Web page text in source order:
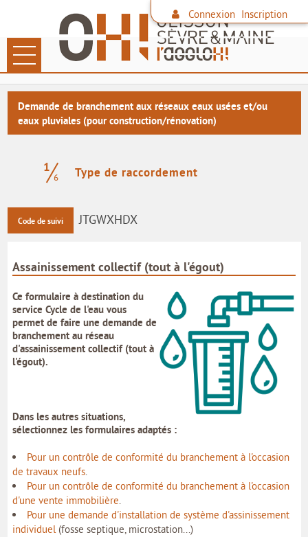
Connexion Inscription
Ouvrir le menu
LES DÉMARCHES
PAIEMENT EN LIGNE
FAMILLE
CONTACTER L'AGGLO
MON COMPTE
MON PROFIL
Demande de branchement aux réseaux eaux usées et/ou
eaux pluviales (pour construction/rénovation)
Code de suivi JTGWXHDX
1
6 Type de raccordement(étape courante)
Assainissement collectif (tout à l'égout)
Ce formulaire à destination du
service Cycle de l'eau vous
permet de faire une demande de
branchement au réseau
d'assainissement collectif(tout à
l'égout).
Dans les autres situations,
sélectionnez les formulaires adaptés :
Pour un contrôle de conformité du branchement à l'occasion
de travaux neufs.
Pour un contrôle de conformité du branchement à l'occasion
d'une vente immobilière.
Pour une demande d'installation de système d'assinissement
individuel (fosse septique, microstation...)